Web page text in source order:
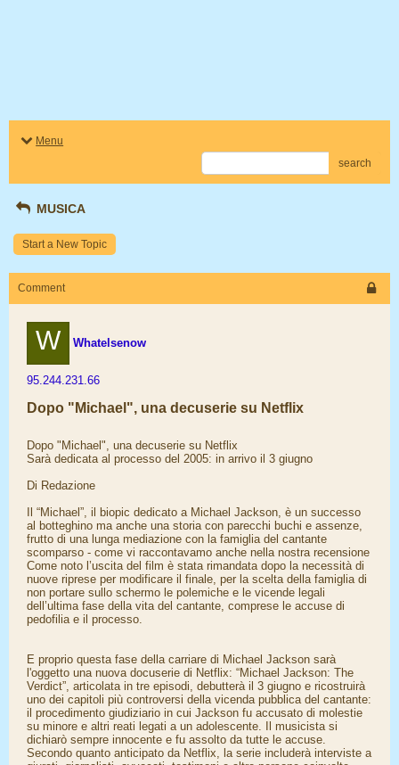
Menu
search
MUSICA
Start a New Topic
Comment
W Whatelsenow
95.244.231.66
Dopo "Michael", una decuserie su Netflix
Dopo "Michael", una decuserie su Netflix
Sarà dedicata al processo del 2005: in arrivo il 3 giugno
Di Redazione
Il “Michael”, il biopic dedicato a Michael Jackson, è un successo
al botteghino ma anche una storia con parecchi buchi e assenze,
frutto di una lunga mediazione con la famiglia del cantante
scomparso - come vi raccontavamo anche nella nostra recensione
Come noto l’uscita del film è stata rimandata dopo la necessità di
nuove riprese per modificare il finale, per la scelta della famiglia di
non portare sullo schermo le polemiche e le vicende legali
dell’ultima fase della vita del cantante, comprese le accuse di
pedofilia e il processo.
E proprio questa fase della carriare di Michael Jackson sarà
l'oggetto una nuova docuserie di Netflix: “Michael Jackson: The
Verdict”, articolata in tre episodi, debutterà il 3 giugno e ricostruirà
uno dei capitoli più controversi della vicenda pubblica del cantante:
il procedimento giudiziario in cui Jackson fu accusato di molestie
su minore e altri reati legati a un adolescente. Il musicista si
dichiarò sempre innocente e fu assolto da tutte le accuse.
Secondo quanto anticipato da Netflix, la serie includerà interviste a